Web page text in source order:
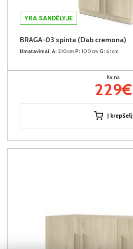
YRA SANDĖLYJE
BRAGA-03 spinta (Dab cremona)
Išmatavimai: A: 210cm P: 100cm G: 61cm
Kaina:
229€
Į krepšelį